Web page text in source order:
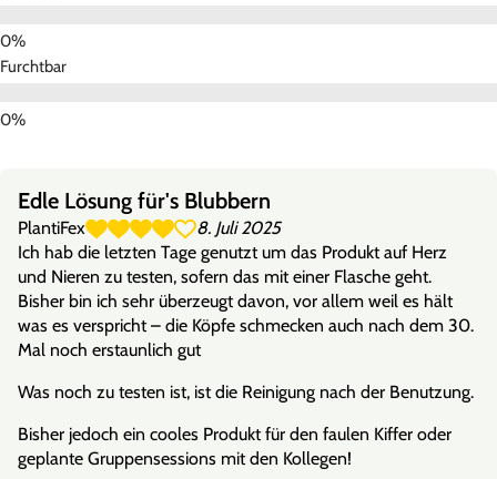
Furchtbar
Edle Lösung für's Blubbern
PlantiFex
8. Juli 2025
Ich hab die letzten Tage genutzt um das Produkt auf Herz
und Nieren zu testen, sofern das mit einer Flasche geht.
Bisher bin ich sehr überzeugt davon, vor allem weil es hält
was es verspricht – die Köpfe schmecken auch nach dem 30.
Mal noch erstaunlich gut
Was noch zu testen ist, ist die Reinigung nach der Benutzung.
Bisher jedoch ein cooles Produkt für den faulen Kiffer oder
geplante Gruppensessions mit den Kollegen!